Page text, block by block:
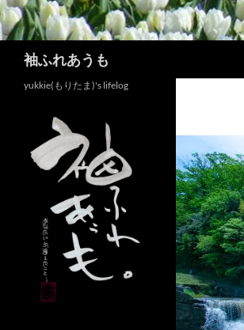
プ
袖ふれあうも
yukkie(もりたま)'s lifelog